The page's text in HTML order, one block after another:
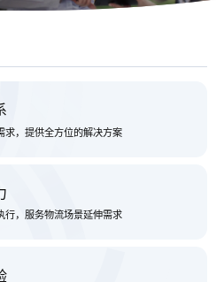
求，提供全方位的解决方案
行，服务物流场景延伸需求